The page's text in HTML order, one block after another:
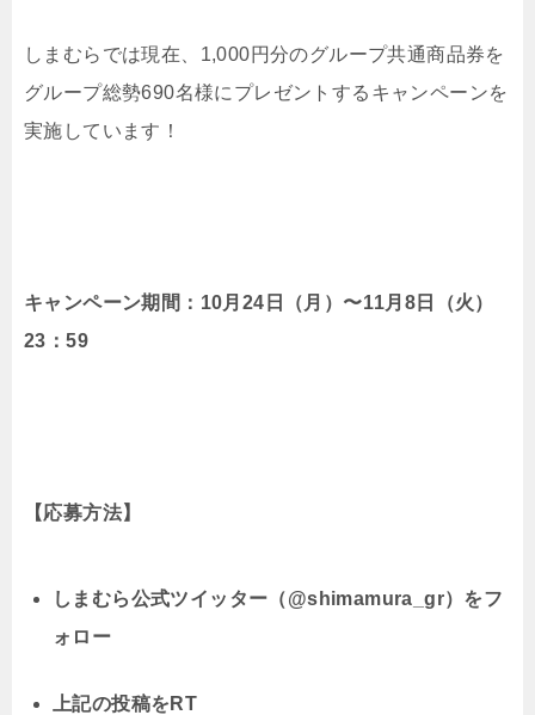
しまむらでは現在、1,000円分のグループ共通商品券を
グループ総勢690名様にプレゼントするキャンペーンを
実施しています！
キャンペーン期間： 10月24日（月）〜11月8日（火）
23：59
【応募方法】
しまむら公式ツイッター（@shimamura_gr）をフ
ォロー
上記の投稿をRT